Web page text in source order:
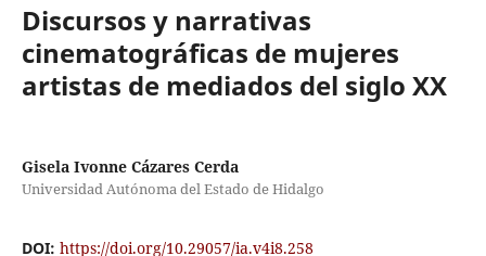
Discursos y narrativas
cinematográficas de mujeres
artistas de mediados del siglo XX
Gisela Ivonne Cázares Cerda
Universidad Autónoma del Estado de Hidalgo
DOI: https://doi.org/10.29057/ia.v4i8.258